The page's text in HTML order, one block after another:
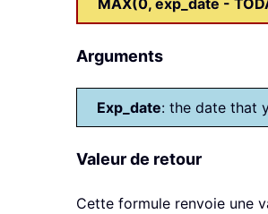
MAX(0, exp_date -
Arguments
Exp_date: the date that
Valeur de retour
Cette formule renvoie une